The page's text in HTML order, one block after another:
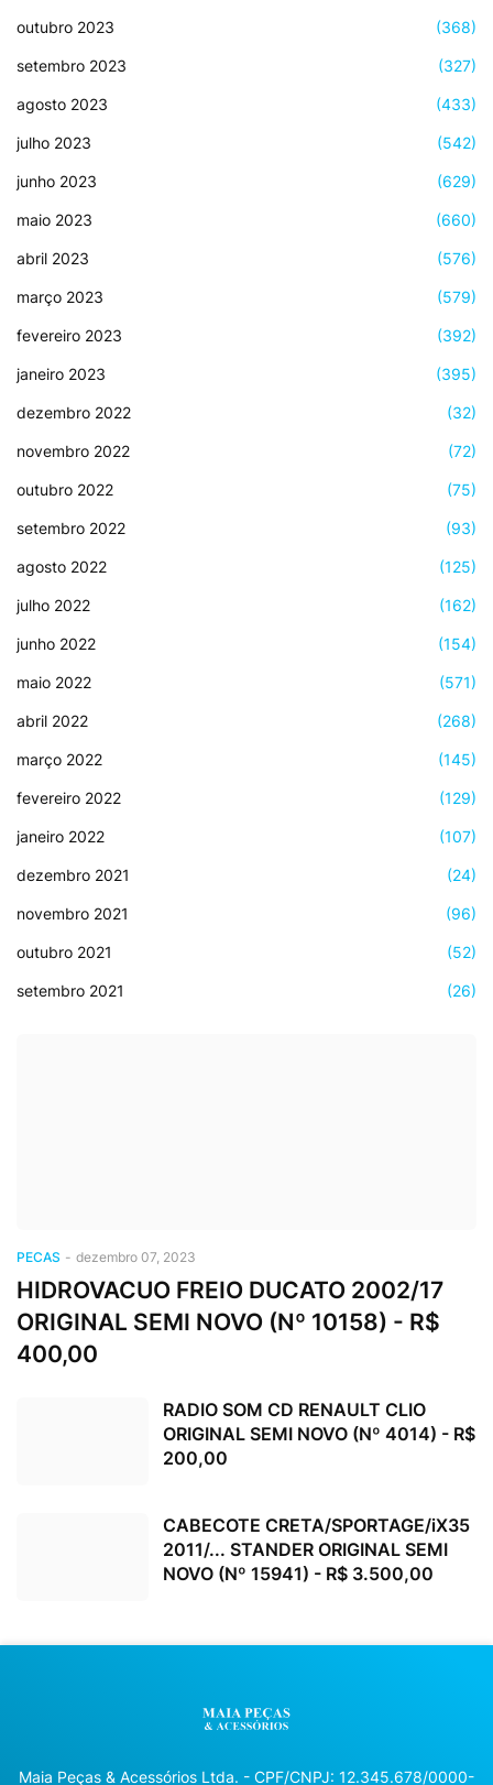
outubro 2023 (368)
setembro 2023 (327)
agosto 2023 (433)
julho 2023 (542)
junho 2023 (629)
maio 2023 (660)
abril 2023 (576)
março 2023 (579)
fevereiro 2023 (392)
janeiro 2023 (395)
dezembro 2022 (32)
novembro 2022 (72)
outubro 2022 (75)
setembro 2022 (93)
agosto 2022 (125)
julho 2022 (162)
junho 2022 (154)
maio 2022 (571)
abril 2022 (268)
março 2022 (145)
fevereiro 2022 (129)
janeiro 2022 (107)
dezembro 2021 (24)
novembro 2021 (96)
outubro 2021 (52)
setembro 2021 (26)
PECAS - dezembro 07, 2023
HIDROVACUO FREIO DUCATO 2002/17
ORIGINAL SEMI NOVO (Nº 10158) - R$
400,00
RADIO SOM CD RENAULT CLIO
ORIGINAL SEMI NOVO (Nº 4014) - R$
200,00
CABECOTE CRETA/SPORTAGE/iX35
2011/... STANDER ORIGINAL SEMI
NOVO (Nº 15941) - R$ 3.500,00
Maia Peças & Acessórios Ltda. - CPF/CNPJ: 12.345.678/0000-